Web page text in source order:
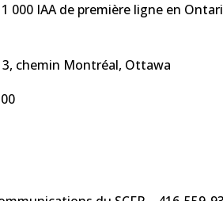
000 IAA de première ligne en
chemin Montréal, Ottawa